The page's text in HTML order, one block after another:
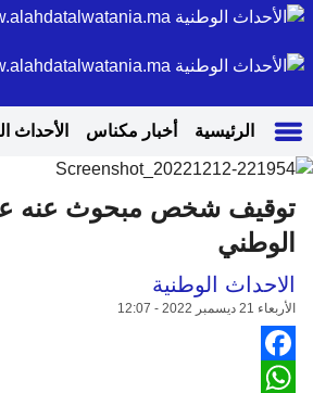
الرئيسية أخبار مكناس الأحداث
توقيف شخص مبحوث عنه
الوطني
الاحداث الوطنية
الأربعاء 21 ديسمبر 2022 - 12:07
Facebook